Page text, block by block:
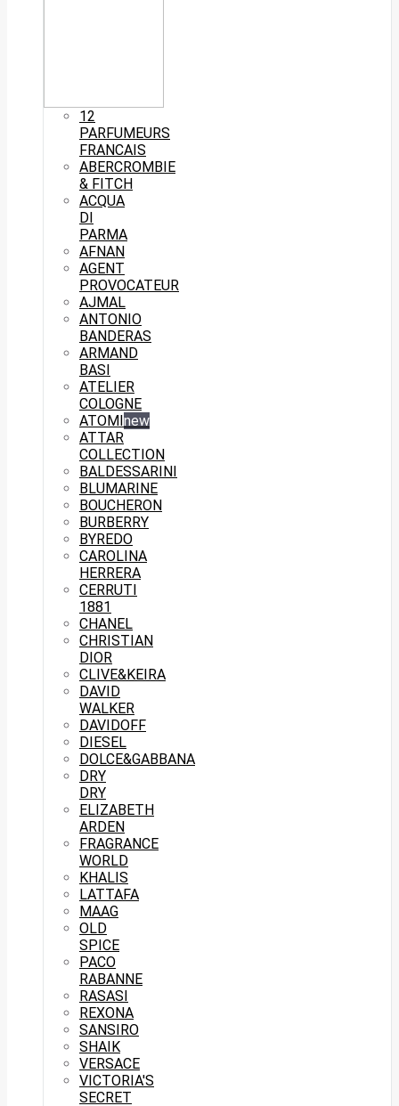
12
PARFUMEURS
FRANCAIS
ABERCROMBIE
& FITCH
ACQUA
DI
PARMA
AFNAN
AGENT
PROVOCATEUR
AJMAL
ANTONIO
BANDERAS
ARMAND
BASI
ATELIER
COLOGNE
ATOMI new
ATTAR
COLLECTION
BALDESSARINI
BLUMARINE
BOUCHERON
BURBERRY
BYREDO
CAROLINA
HERRERA
CERRUTI
1881
CHANEL
CHRISTIAN
DIOR
CLIVE&KEIRA
DAVID
WALKER
DAVIDOFF
DIESEL
DOLCE&GABBANA
DRY
DRY
ELIZABETH
ARDEN
FRAGRANCE
WORLD
KHALIS
LATTAFA
MAAG
OLD
SPICE
PACO
RABANNE
RASASI
REXONA
SANSIRO
SHAIK
VERSACE
VICTORIA'S
SECRET